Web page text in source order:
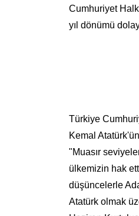
Cumhuriyet
yıl dönümü
Türkiye
Kemal
"Muasır
ülkemizin hak
düşüncelerle
Atatürk olmak